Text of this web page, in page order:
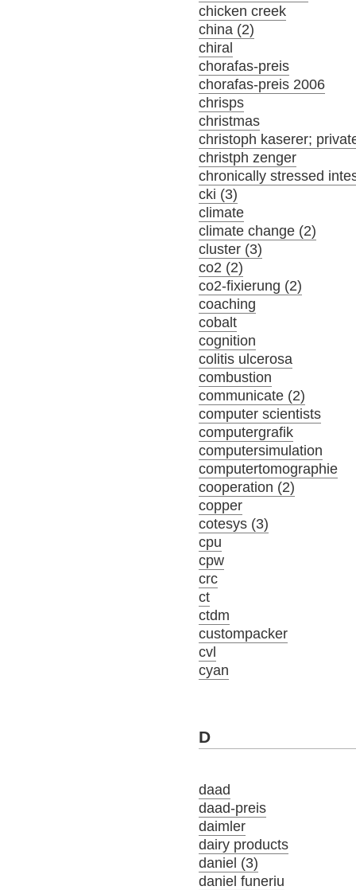
chicken creek
china (2)
chiral
chorafas-preis
chorafas-preis 2006
chrisps
christmas
christoph kaserer;
christph zenger
chronically stressed
cki (3)
climate
climate change (2)
cluster (3)
co2 (2)
co2-fixierung (2)
coaching
cobalt
cognition
colitis ulcerosa
combustion
communicate (2)
computer scientists
computergrafik
computersimulation
computertomographie
cooperation (2)
copper
cotesys (3)
cpu
cpw
crc
ct
ctdm
custompacker
cvl
cyan
D
daad
daad-preis
daimler
dairy products
daniel (3)
daniel funeriu